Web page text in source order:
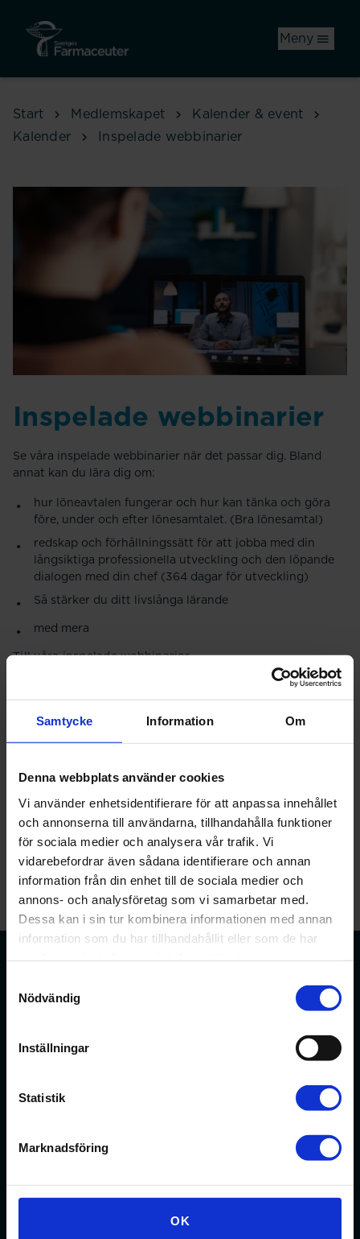
Samtycke Information Om
Denna webbplats använder cookies
Vi använder enhetsidentifierare för att anpassa innehållet
och annonserna till användarna, tillhandahålla funktioner
för sociala medier och analysera vår trafik. Vi
vidarebefordrar även sådana identifierare och annan
information från din enhet till de sociala medier och
annons- och analysföretag som vi samarbetar med.
Dessa kan i sin tur kombinera informationen med annan
information som du har tillhandahållit eller som de har
Nödvändig
Inställningar
Statistik
Marknadsföring
OK
Meny
Start Medlemskapet
Kalender & event
Kalender
Inspelade webbinarier
Inspelade webbinarier
Se våra inspelade webbinarier när det passar dig. Bland
annat kan du lära dig om:
hur löneavtalen fungerar och hur kan tänka och göra
före, under och efter lönesamtalet. (Bra lönesamtal)
redskap och förhållningssätt för att jobba med din
långsiktiga professionella utveckling och den löpande
dialogen med din chef (364 dagar för utveckling)
Så stärker du ditt livslånga lärande
med mera
Till våra inspelade webbinarier
Bli medlem